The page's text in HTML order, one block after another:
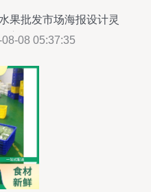
果批发市场海报设计灵
应用
08 05:37:35